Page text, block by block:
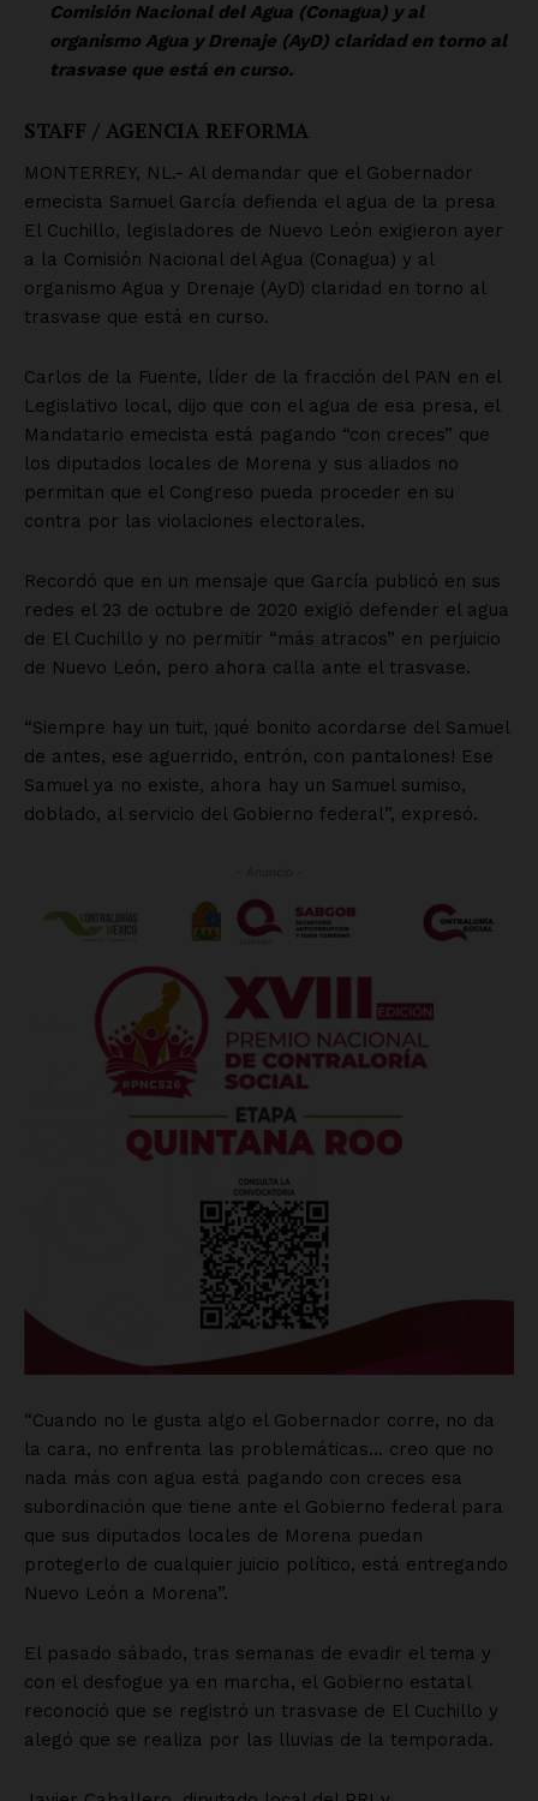
Comisión Nacional del Agua (Conagua) y al
organismo Agua y Drenaje (AyD) claridad en torno al
trasvase que está en curso.
STAFF / AGENCIA REFORMA
MONTERREY, NL.- Al demandar que el Gobernador
emecista Samuel García defienda el agua de la presa
El Cuchillo, legisladores de Nuevo León exigieron ayer
a la Comisión Nacional del Agua (Conagua) y al
organismo Agua y Drenaje (AyD) claridad en torno al
trasvase que está en curso.
Carlos de la Fuente, líder de la fracción del PAN en el
Legislativo local, dijo que con el agua de esa presa, el
Mandatario emecista está pagando “con creces” que
los diputados locales de Morena y sus aliados no
permitan que el Congreso pueda proceder en su
contra por las violaciones electorales.
Recordó que en un mensaje que García publicó en sus
redes el 23 de octubre de 2020 exigió defender el agua
de El Cuchillo y no permitir “más atracos” en perjuicio
de Nuevo León, pero ahora calla ante el trasvase.
“Siempre hay un tuit, ¡qué bonito acordarse del Samuel
de antes, ese aguerrido, entrón, con pantalones! Ese
Samuel ya no existe, ahora hay un Samuel sumiso,
doblado, al servicio del Gobierno federal”, expresó.
“Cuando no le gusta algo el Gobernador corre, no da
la cara, no enfrenta las problemáticas… creo que no
nada más con agua está pagando con creces esa
subordinación que tiene ante el Gobierno federal para
que sus diputados locales de Morena puedan
protegerlo de cualquier juicio político, está entregando
Nuevo León a Morena”.
El pasado sábado, tras semanas de evadir el tema y
con el desfogue ya en marcha, el Gobierno estatal
reconoció que se registró un trasvase de El Cuchillo y
alegó que se realiza por las lluvias de la temporada.